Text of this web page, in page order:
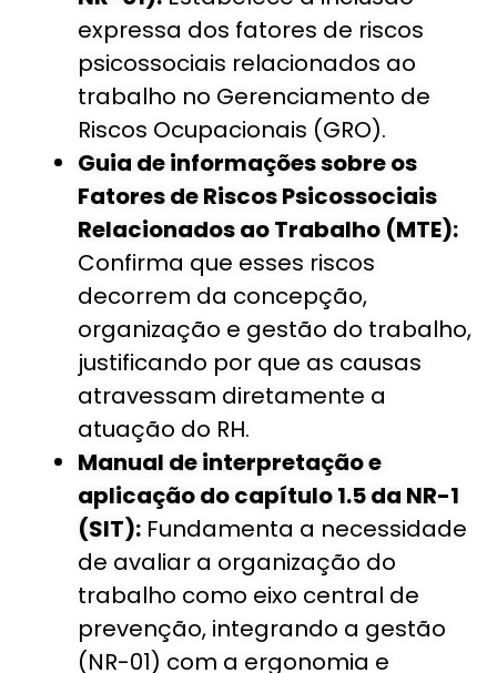
expressa dos fatores de riscos
psicossociais relacionados ao
trabalho no Gerenciamento de
Riscos Ocupacionais (GRO).
Guia de informações sobre os
Fatores de Riscos Psicossociais
Relacionados ao Trabalho (MTE):
Confirma que esses riscos
decorrem da concepção,
organização e gestão do trabalho,
justificando por que as causas
atravessam diretamente a
atuação do RH.
Manual de interpretação e
aplicação do capítulo 1.5 da NR-1
(SIT): Fundamenta a necessidade
de avaliar a organização do
trabalho como eixo central de
prevenção, integrando a gestão
(NR-01) com a ergonomia e